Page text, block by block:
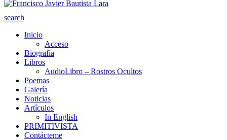
search
Inicio
Acceso
Biografía
Libros
AudioLibro – Rostros Ocultos
Poemas
Galería
Noticias
Artículos
In English
PRIMITIVISTA
Contácteme